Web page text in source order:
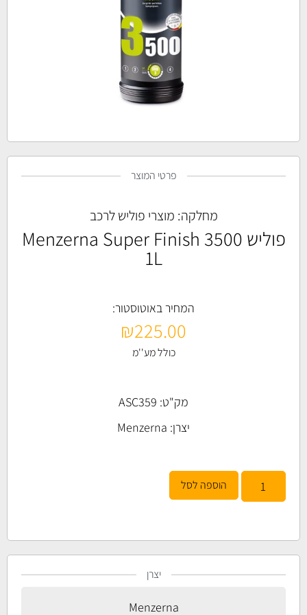
פרטי המוצר
מחלקה: מוצרי פוליש לרכב
פוליש Menzerna Super Finish 3500
1L
המחיר באוטוסטור:
₪225.00
כולל מע''מ
מק"ט: ASC359
יצרן: Menzerna
הוספה לסל
יצרן
Menzerna